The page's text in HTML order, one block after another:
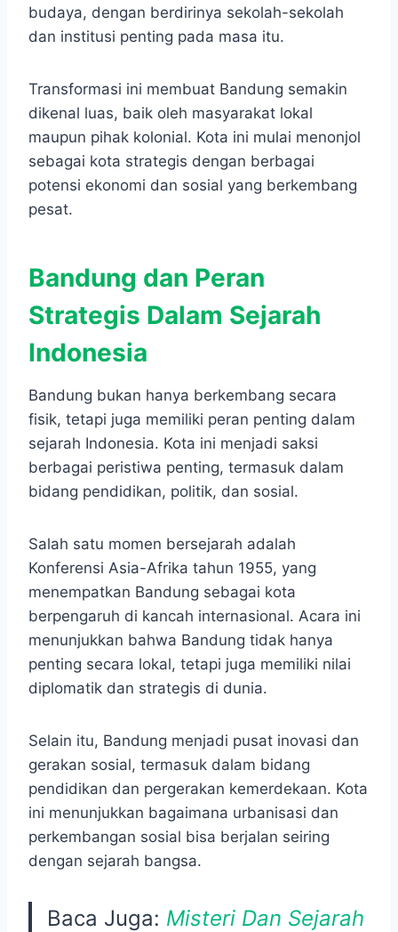
budaya, dengan berdirinya sekolah-sekolah
dan institusi penting pada masa itu.
Transformasi ini membuat Bandung semakin
dikenal luas, baik oleh masyarakat lokal
maupun pihak kolonial. Kota ini mulai menonjol
sebagai kota strategis dengan berbagai
potensi ekonomi dan sosial yang berkembang
pesat.
Bandung dan Peran
Strategis Dalam Sejarah
Indonesia
Bandung bukan hanya berkembang secara
fisik, tetapi juga memiliki peran penting dalam
sejarah Indonesia. Kota ini menjadi saksi
berbagai peristiwa penting, termasuk dalam
bidang pendidikan, politik, dan sosial.
Salah satu momen bersejarah adalah
Konferensi Asia-Afrika tahun 1955, yang
menempatkan Bandung sebagai kota
berpengaruh di kancah internasional. Acara ini
menunjukkan bahwa Bandung tidak hanya
penting secara lokal, tetapi juga memiliki nilai
diplomatik dan strategis di dunia.
Selain itu, Bandung menjadi pusat inovasi dan
gerakan sosial, termasuk dalam bidang
pendidikan dan pergerakan kemerdekaan. Kota
ini menunjukkan bagaimana urbanisasi dan
perkembangan sosial bisa berjalan seiring
dengan sejarah bangsa.
Baca Juga: Misteri Dan Sejarah